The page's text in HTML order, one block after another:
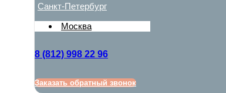
Санкт-Петербург
Москва
8 (812) 998 22 96
Заказать обратный звонок